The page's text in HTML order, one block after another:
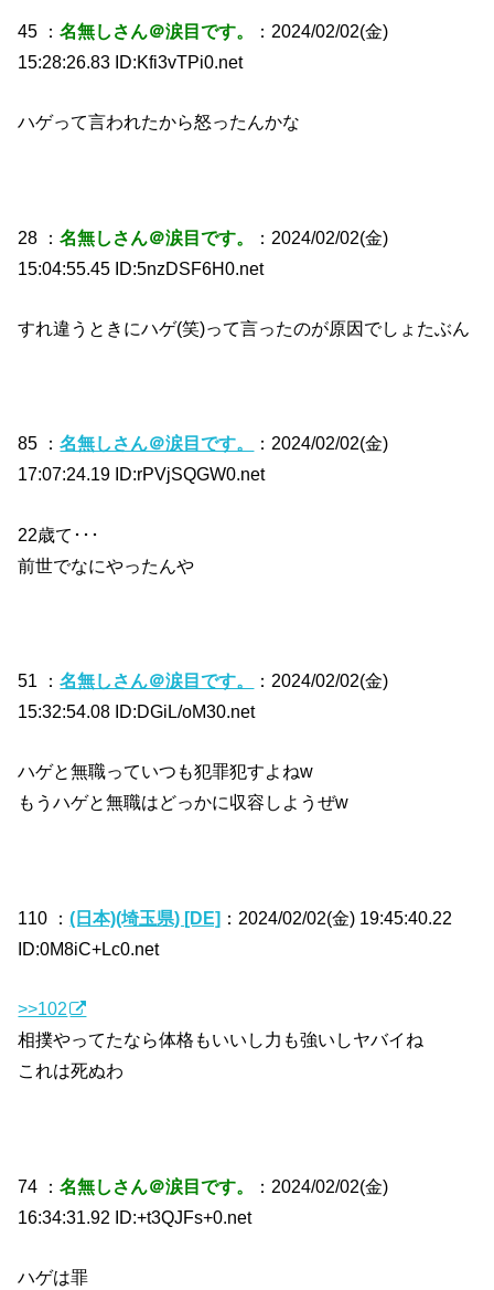
45 ：名無しさん＠涙目です。
：2024/02/02(金)
15:28:26.83 ID:Kfi3vTPi0.net
ハゲって言われたから怒ったんかな
28 ：名無しさん＠涙目です。
：2024/02/02(金)
15:04:55.45 ID:5nzDSF6H0.net
すれ違うときにハゲ(笑)って言ったのが原因でしょたぶん
85 ：名無しさん＠涙目です。
：2024/02/02(金)
17:07:24.19 ID:rPVjSQGW0.net
22歳て･･･
前世でなにやったんや
51 ：名無しさん＠涙目です。
：2024/02/02(金)
15:32:54.08 ID:DGiL/oM30.net
ハゲと無職っていつも犯罪犯すよねw
もうハゲと無職はどっかに収容しようぜw
110 ：(日本)(埼玉県) [DE] ：2024/02/02(金) 19:45:40.22
ID:0M8iC+Lc0.net
>>102
相撲やってたなら体格もいいし力も強いしヤバイね
これは死ぬわ
74 ：名無しさん＠涙目です。
：2024/02/02(金)
16:34:31.92 ID:+t3QJFs+0.net
ハゲは罪